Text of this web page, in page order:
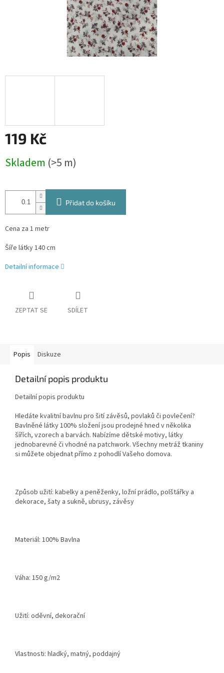
119 Kč
cena:
Skladem (>5 m)
Přidat do košíku
Cena za 1 metr
Šíře látky 140 cm
Detailní informace
ZEPTAT SE SDÍLET
Popis Diskuze
Detailní popis produktu
Detailní popis produktu
Hledáte kvalitní bavlnu pro šití závěsů, povlaků či povlečení?
Bavlněné látky 100% složení jsou prodejné hned v několika
šířích, vzorech a barvách. Nabízíme dětské motivy, látky
jednobarevné či vhodné na patchwork. Všechny metráž tkaniny
si můžete objednat přímo z pohodlí Vašeho domova.
Způsob užití: kabelky a peněženky, ložní prádlo, polštářky a
dekorace, šaty a sukně, ubrusy, závěsy
Materiál: 100% Bavlna
Váha: 150 g/m2
Užití: oděvní, dekorační
Vlastnosti: hladký, matný, poddajný